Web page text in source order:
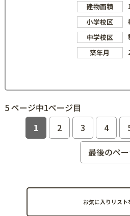
建物面積
小学校区
中学校区
築年月
5 ページ中1ページ目
1
2 3 4
最後のペ
お気に入りリスト